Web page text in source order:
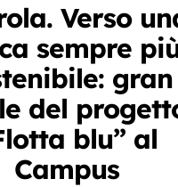
Verso
sempre
gran
del
blu” al
Campus